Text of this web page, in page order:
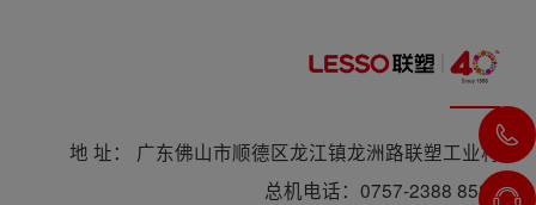
地 址： 广东佛山市顺德区龙江镇龙洲路联塑工业村
总机电话：0757-2388 8588